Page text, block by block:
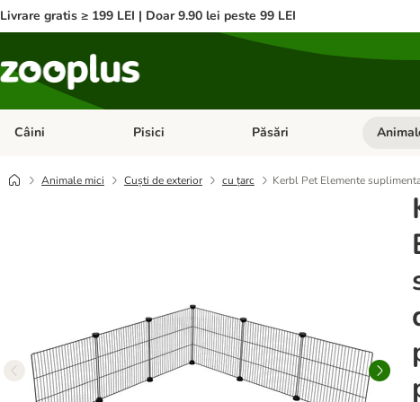
Livrare gratis ≥ 199 LEI | Doar 9.90 lei peste 99 LEI
Câini Deschideți meniul cu categorii: Câini
Pisici Deschideți meniul cu categorii:
Păsări
Animale mici Cuști de exterior cu țarc Kerbl Pet Elemente